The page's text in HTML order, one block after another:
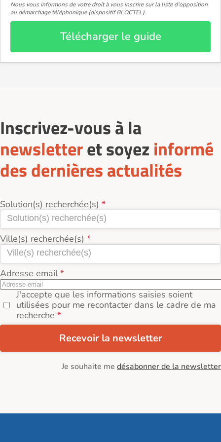
Nous vous informons de votre droit à vous inscrire sur la liste d'opposition
au démarchage téléphonique (dispositif BLOCTEL).
Télécharger le guide
Inscrivez-vous à la
newsletteret soyez informé
des dernières actualités
Solution(s) recherchée(s)
Ville(s) recherchée(s)
Adresse email
J'accepte que les informations saisies soient
utilisées pour me recontacter dans le cadre de ma
recherche
Recevoir la newsletter
Je souhaite me désabonner de la newsletter